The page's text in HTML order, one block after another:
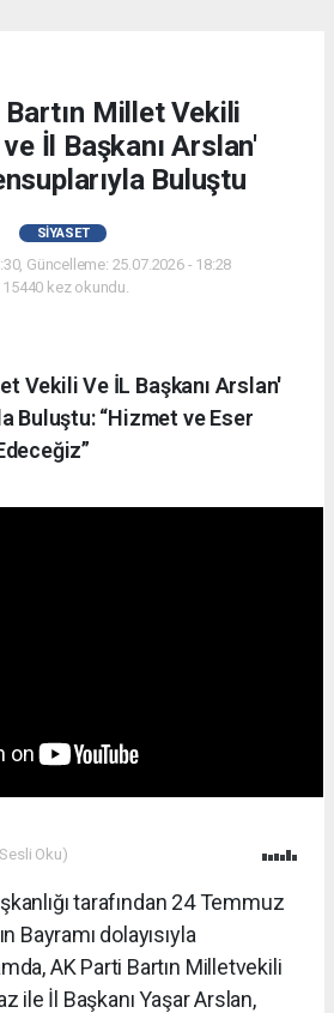
Millet Vekili
İl Başkanı Arslan'
Buluştu
SIYASET
Güncelleme: 25.07.2026 - 18:28
15440 kez okundu.
Vekili Ve İL Başkanı Arslan'
Buluştu: “Hizmet ve Eser
Oku)
tarafından 24 Temmuz
Bayramı dolayısıyla
AK Parti Bartın Milletvekili
ile İl Başkanı Yaşar Arslan,